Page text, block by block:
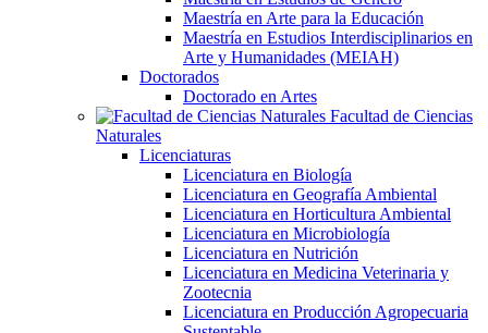
Maestría en Arte para la Educación
Maestría en Estudios Interdisciplinarios en
Arte y Humanidades (MEIAH)
Doctorados
Doctorado en Artes
Facultad de Ciencias
Naturales
Licenciaturas
Licenciatura en Biología
Licenciatura en Geografía Ambiental
Licenciatura en Horticultura Ambiental
Licenciatura en Microbiología
Licenciatura en Nutrición
Licenciatura en Medicina Veterinaria y
Zootecnia
Licenciatura en Producción Agropecuaria